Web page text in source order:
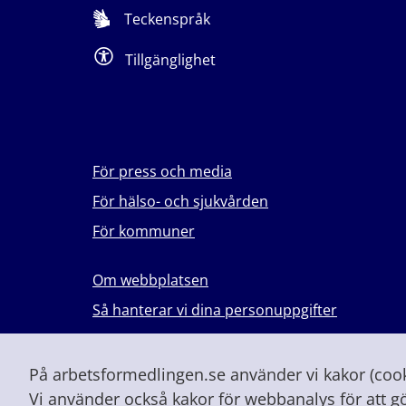
På arbetsformedlingen.se använder vi kakor
Vi använder också kakor för webbanalys för att
Teckenspråk
Tillgänglighet
För press och media
För hälso- och sjukvården
För kommuner
Om webbplatsen
Så hanterar vi dina personuppgifter
Lever du med våld i en nära relation?
Vid höjd beredskap och krig